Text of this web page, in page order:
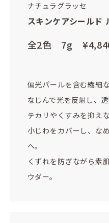
ナチュラグラッセ
スキンケアシールド
全2色 7g
偏光パールを含む繊細
なじんで光を反射し、
テカリやくすみを抑え
小じわをカバーし、な
へ。
くずれを防ぎながら素
ウダー。